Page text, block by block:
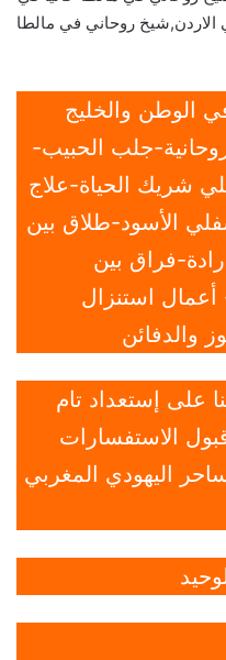
الاردن,شيخ روحاني في مالطا
الوطن والخليج
جلب الحبيب-
شريك الحياة-علاج
الأسود-طلاق بين
فراق بين
أعمال استنزال
والدفائن
على إستعداد تام
الاستفسارات
اليهودي المغربي